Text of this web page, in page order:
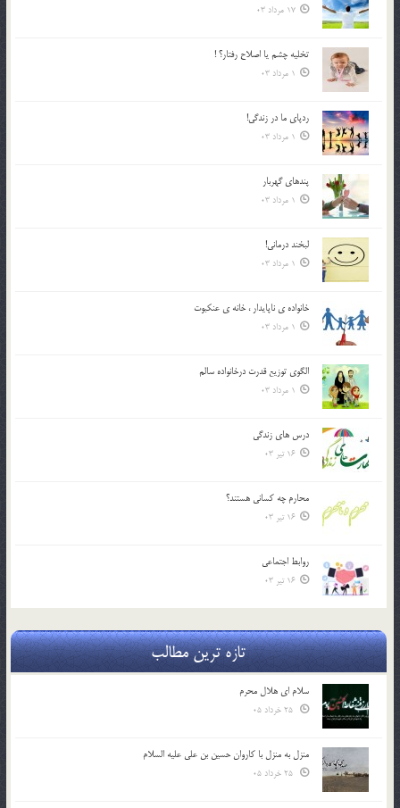
17 مرداد 03
تخليه چشم يا اصلاح رفتار؟ !
1 مرداد 03
ردپاى ما در زندگى!
1 مرداد 03
پندهاي گهربار
1 مرداد 03
لبخند درمانى!
1 مرداد 03
خانواده ي ناپايدار ، خانه ي عنکبوت
1 مرداد 03
الگوي توزيع قدرت درخانواده سالم
1 مرداد 03
درس هاي زندگي
16 تیر 03
محارم چه کساني هستند؟
16 تیر 03
روابط اجتماعي
16 تیر 03
تازه ترین مطالب
سلام ای هلال محرم
منزل به منزل با کاروان حسین بن علی علیه السلام